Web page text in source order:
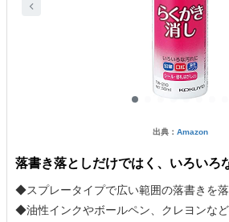
出典： Amazon
落書き落としだけではく、いろいろ
◆スプレータイプで広い範囲の落書きを
◆油性インクやボールペン、クレヨンな